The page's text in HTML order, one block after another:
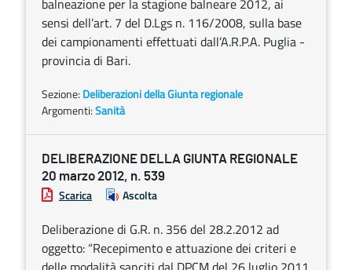
balneazione per la stagione balneare 2012, ai
sensi dell’art. 7 del D.Lgs n. 116/2008, sulla base
dei campionamenti effettuati dall’A.R.P.A. Puglia -
provincia di Bari.
Sezione: Deliberazioni della Giunta regionale
Argomenti:Sanità
DELIBERAZIONE DELLA GIUNTA REGIONALE
20 marzo 2012, n. 539
Scarica Ascolta
Deliberazione di G.R. n. 356 del 28.2.2012 ad
oggetto: “Recepimento e attuazione dei criteri e